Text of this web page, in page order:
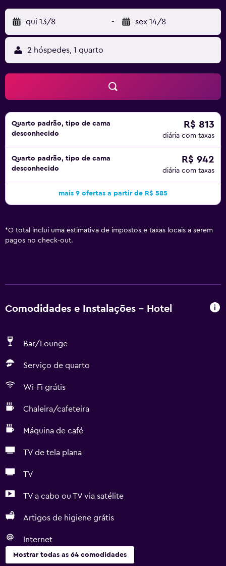
qui 13/8 - sex 14/8
2 hóspedes, 1 quarto
Quarto padrão, tipo de cama
desconhecido
R$ 813
diária com taxas
Quarto padrão, tipo de cama
desconhecido
R$ 942
diária com taxas
mais 9 ofertas a partir de R$ 585
*O total inclui uma estimativa de impostos e taxas locais a serem
pagos no check-out.
Comodidades e Instalações - Hotel
Bar/Lounge
Serviço de quarto
Wi-Fi grátis
Chaleira/cafeteira
Máquina de café
TV de tela plana
TV
TV a cabo ou TV via satélite
Artigos de higiene grátis
Internet
Mostrar todas as 64 comodidades